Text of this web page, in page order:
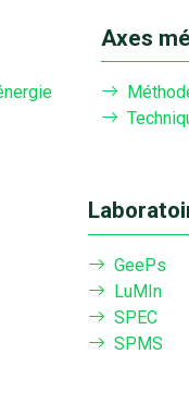
Axes
GeePs
LuMIn
SPEC
SPMS